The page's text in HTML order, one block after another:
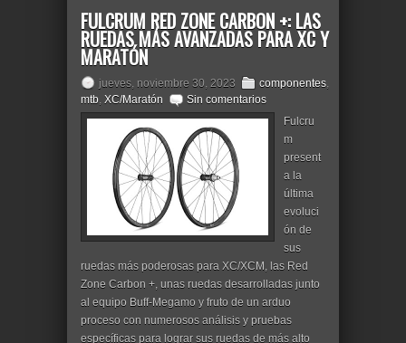
FULCRUM RED ZONE CARBON +: LAS
RUEDAS MÁS AVANZADAS PARA XC Y
MARATÓN
jueves, noviembre 30, 2023 componentes,
mtb, XC/Maratón
Sin comentarios
Fulcru
m
present
a la
última
evoluci
ón de
sus
ruedas más poderosas para XC/XCM, las Red
Zone Carbon +, unas ruedas desarrolladas junto
al equipo Buff-Megamo y fruto de un arduo
proceso con numerosos análisis y pruebas
específicas para lograr sus ruedas de más alto